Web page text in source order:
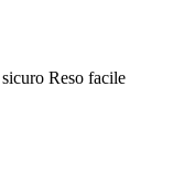
Reso facile